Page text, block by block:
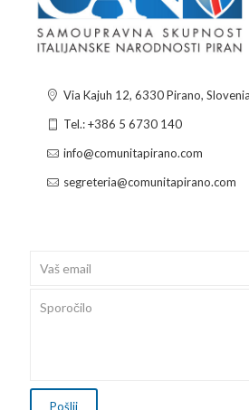
Via Kajuh 12, 6330 Pirano, Slovenia
Tel.: +386 5 6730 140
info@comunitapirano.com
segreteria@comunitapirano.com